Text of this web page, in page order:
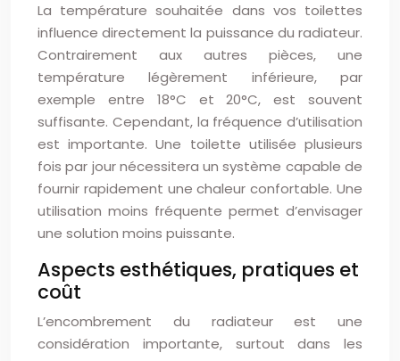
La température souhaitée dans vos toilettes
influence directement la puissance du radiateur.
Contrairement aux autres pièces, une
température légèrement inférieure, par
exemple entre 18°C et 20°C, est souvent
suffisante. Cependant, la fréquence d’utilisation
est importante. Une toilette utilisée plusieurs
fois par jour nécessitera un système capable de
fournir rapidement une chaleur confortable. Une
utilisation moins fréquente permet d’envisager
une solution moins puissante.
Aspects esthétiques, pratiques et
coût
L’encombrement du radiateur est une
considération importante, surtout dans les